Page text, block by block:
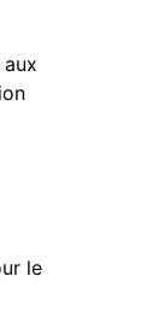
le